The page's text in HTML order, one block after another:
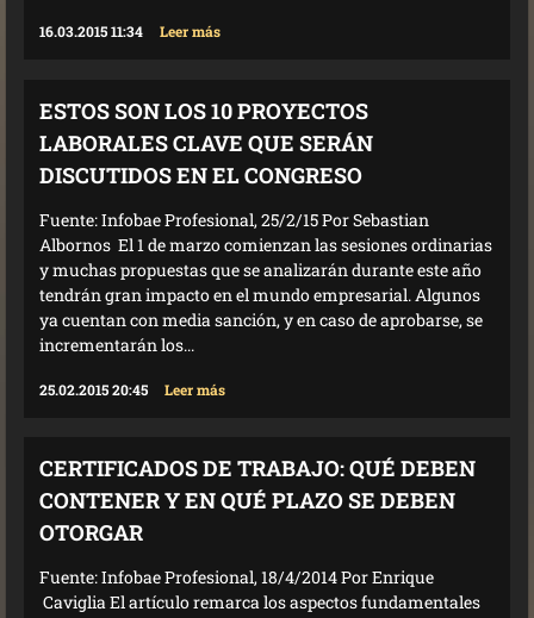
16.03.2015 11:34 Leer más
ESTOS SON LOS 10 PROYECTOS
LABORALES CLAVE QUE SERÁN
DISCUTIDOS EN EL CONGRESO
Fuente: Infobae Profesional, 25/2/15 Por Sebastian
Albornos El 1 de marzo comienzan las sesiones ordinarias
y muchas propuestas que se analizarán durante este año
tendrán gran impacto en el mundo empresarial. Algunos
ya cuentan con media sanción, y en caso de aprobarse, se
incrementarán los...
25.02.2015 20:45 Leer más
CERTIFICADOS DE TRABAJO: QUÉ DEBEN
CONTENER Y EN QUÉ PLAZO SE DEBEN
OTORGAR
Fuente: Infobae Profesional, 18/4/2014 Por Enrique
Caviglia El artículo remarca los aspectos fundamentales